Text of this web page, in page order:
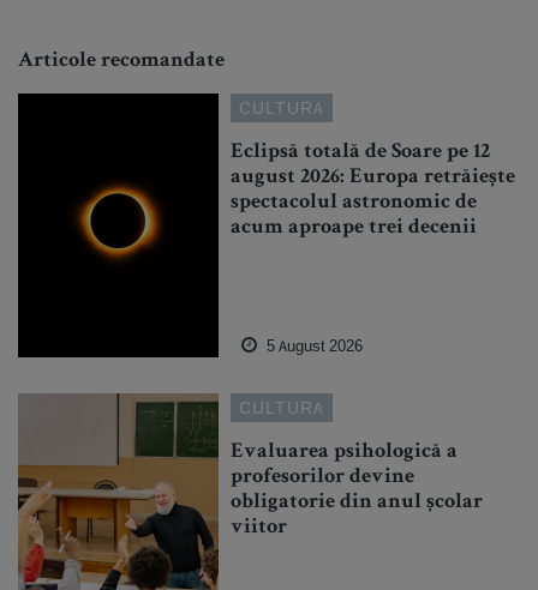
Articole recomandate
CULTURA
Eclipsă totală de Soare pe 12
august 2026: Europa retrăiește
spectacolul astronomic de
acum aproape trei decenii
5 August 2026
CULTURA
Evaluarea psihologică a
profesorilor devine
obligatorie din anul școlar
viitor